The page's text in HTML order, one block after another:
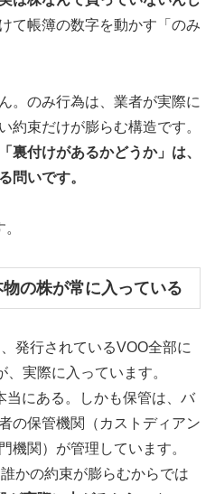
て帳簿の数字を動かす「のみ
。のみ行為は、業者が実際に
約束だけが膨らむ構造です。
「裏付けがあるかどうか」は、
問いです。
の株が常に入っている
発行されているVOO全部に
、実際に入っています。
当にある。しかも保管は、バ
の保管機関（カストディアン
機関）が管理しています。
かの約束が膨らむからでは